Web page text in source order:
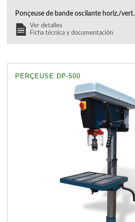
Ponçeuse de bande oscilante horiz./vert.
Ver detalles
Ficha técnica y documentación
PERÇEUSE DP-500